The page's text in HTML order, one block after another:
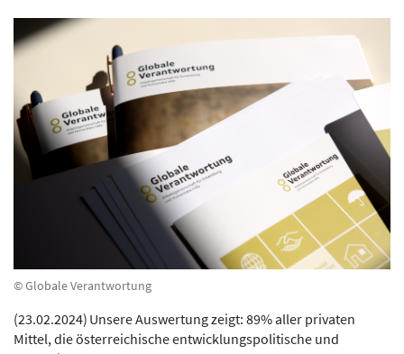
© Globale Verantwortung
(23.02.2024) Unsere Auswertung zeigt: 89% aller privaten
Mittel, die österreichische entwicklungspolitische und